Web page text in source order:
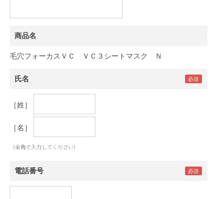
商品名
毛穴フォーカスＶＣ ＶＣ３シートマスク Ｎ
氏名
［姓］
［名］
（全角で入力してください）
電話番号